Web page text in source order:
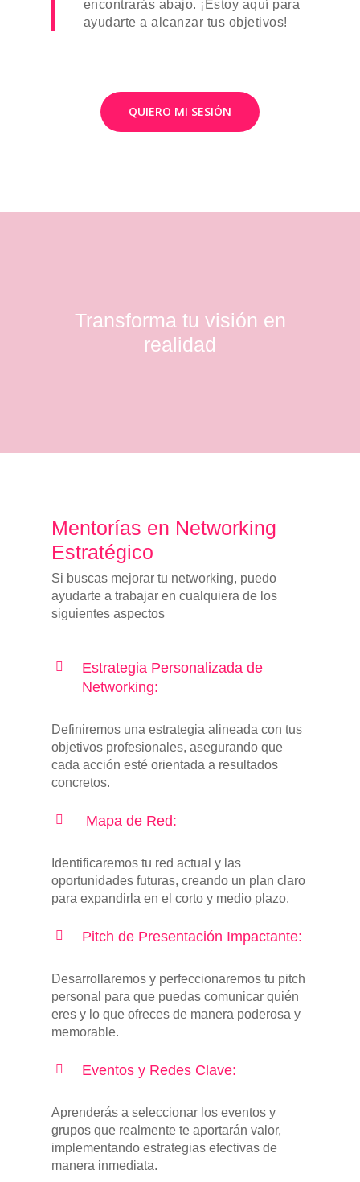
encontrarás abajo. ¡Estoy aquí para
ayudarte a alcanzar tus objetivos!
QUIERO MI SESIÓN
Transforma tu visión en
realidad
Mentorías en Networking
Estratégico
Si buscas mejorar tu networking, puedo
ayudarte a trabajar en cualquiera de los
siguientes aspectos
Estrategia Personalizada de
Networking:
Definiremos una estrategia alineada con tus
objetivos profesionales, asegurando que
cada acción esté orientada a resultados
concretos.
Mapa de Red:
Identificaremos tu red actual y las
oportunidades futuras, creando un plan claro
para expandirla en el corto y medio plazo.
Pitch de Presentación Impactante:
Desarrollaremos y perfeccionaremos tu pitch
personal para que puedas comunicar quién
eres y lo que ofreces de manera poderosa y
memorable.
Eventos y Redes Clave:
Aprenderás a seleccionar los eventos y
grupos que realmente te aportarán valor,
implementando estrategias efectivas de
manera inmediata.